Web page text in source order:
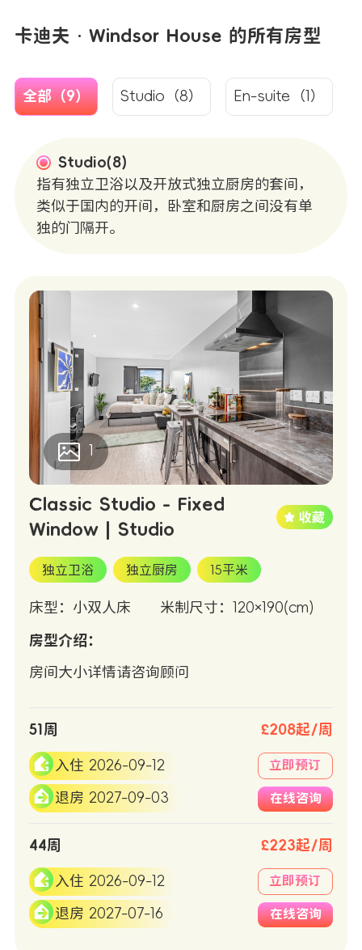
卡迪夫 · Windsor House 的所有房型
全部（9） Studio（8） En-suite（1）
Studio(8)
指有独立卫浴以及开放式独立厨房的套间，
类似于国内的开间，卧室和厨房之间没有单
独的门隔开。
1
Classic Studio - Fixed
Window | Studio
独立卫浴 独立厨房 15平米
床型：小双人床 米制尺寸：120×190(cm)
房型介绍：
房间大小详情请咨询顾问
51周 £208起/周
入住 2026-09-12
退房 2027-09-03
立即预订
在线咨询
44周 £223起/周
入住 2026-09-12
退房 2027-07-16
立即预订
在线咨询